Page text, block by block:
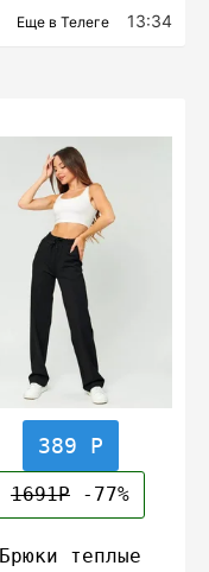
Еще в Телеге 13:34
389 Р
1691Р -77%
Брюки теплые